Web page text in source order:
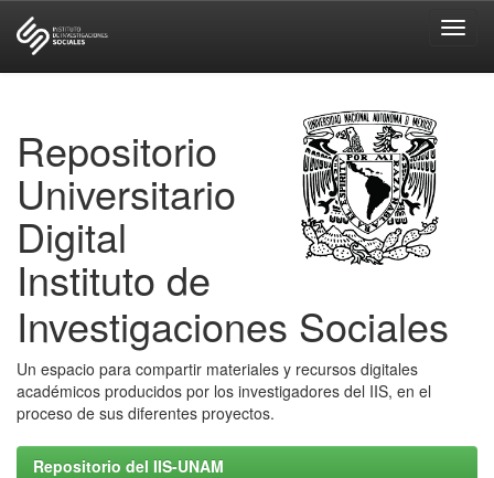
Repositorio
Universitario
Digital
Instituto de
Investigaciones Sociales
Un espacio para compartir materiales y recursos digitales
académicos producidos por los investigadores del IIS, en el
proceso de sus diferentes proyectos.
Repositorio del IIS-UNAM